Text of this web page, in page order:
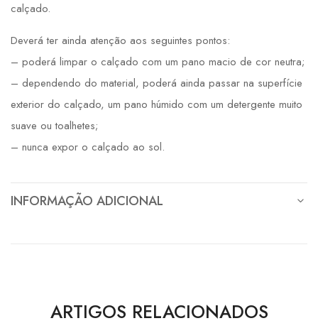
calçado.
Deverá ter ainda atenção aos seguintes pontos:
– poderá limpar o calçado com um pano macio de cor neutra;
– dependendo do material, poderá ainda passar na superfície
exterior do calçado, um pano húmido com um detergente muito
suave ou toalhetes;
– nunca expor o calçado ao sol.
INFORMAÇÃO ADICIONAL
ARTIGOS RELACIONADOS